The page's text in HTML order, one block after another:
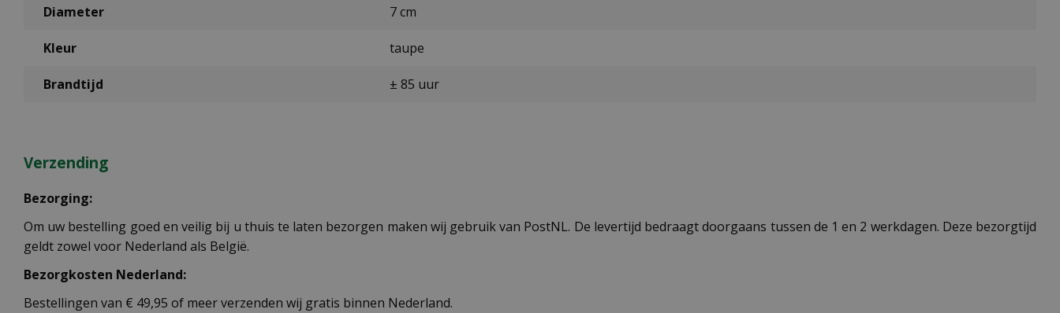
Diameter 7 cm
Kleur taupe
Brandtijd ± 85 uur
Verzending
Bezorging:
Om uw bestelling goed en veilig bij u thuis te laten bezorgen maken wij gebruik van PostNL. De levertijd bedraagt doorgaans tussen de 1 en 2 werkdagen. Deze bezorgtijd
geldt zowel voor Nederland als België.
Bezorgkosten Nederland:
Bestellingen van € 49,95 of meer verzenden wij gratis binnen Nederland.